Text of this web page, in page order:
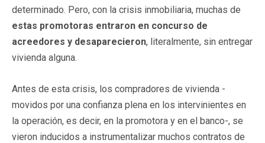
determinado. Pero, con la crisis inmobiliaria, muchas de
estas promotoras entraron en concurso de
acreedores y desaparecieron, literalmente, sin entregar
vivienda alguna.
Antes de esta crisis, los compradores de vivienda -
movidos por una confianza plena en los intervinientes en
la operación, es decir, en la promotora y en el banco-, se
vieron inducidos a instrumentalizar muchos contratos de